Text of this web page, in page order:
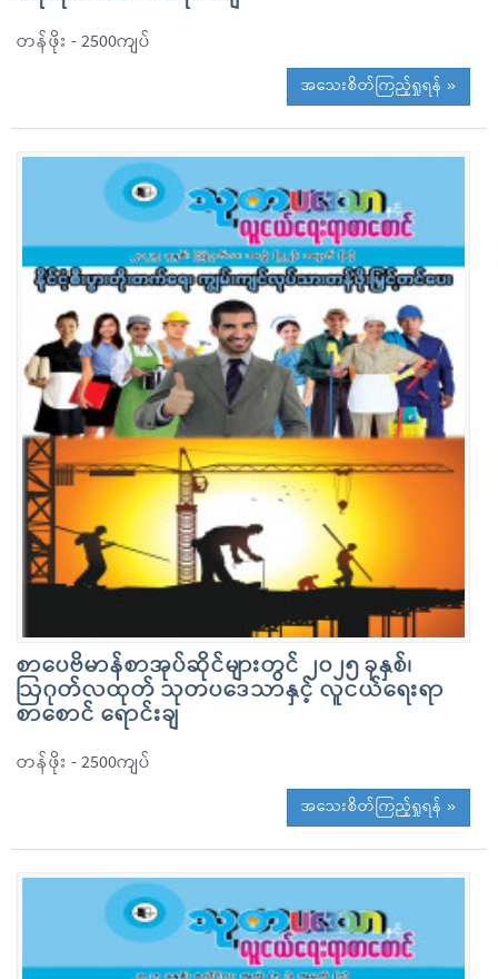
တန်ဖိုး - 2500ကျပ်
အသေးစိတ်ကြည့်ရှုရန် »
စာပေဗိမာန်စာအုပ်ဆိုင်များတွင် ၂၀၂၅ ခုနှစ်၊
ဩဂုတ်လထုတ် သုတပဒေသာနှင့် လူငယ်ရေးရာ
စာစောင် ရောင်းချ
တန်ဖိုး - 2500ကျပ်
အသေးစိတ်ကြည့်ရှုရန် »